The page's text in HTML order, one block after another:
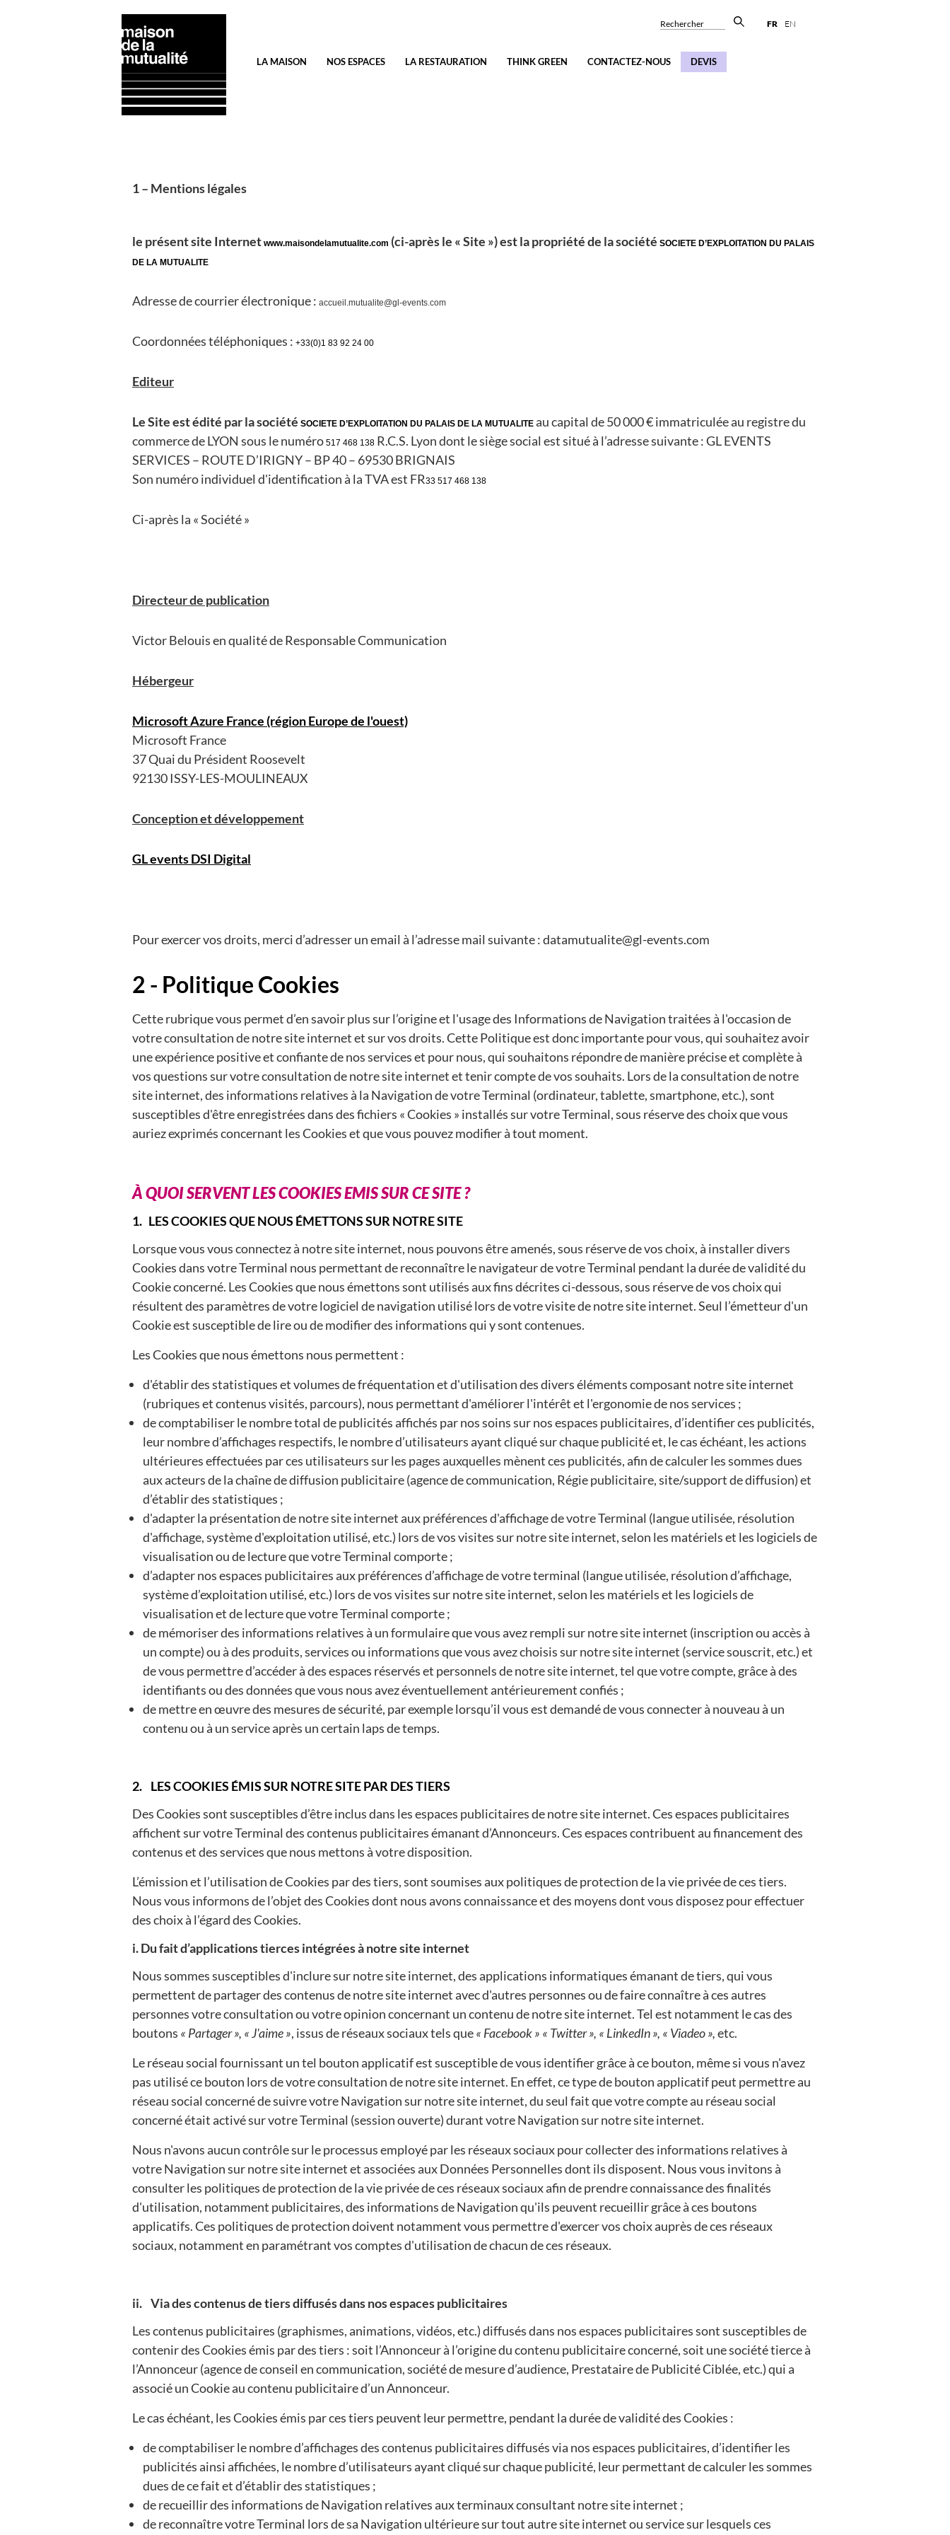
Rechercher FR EN
Navigation
LA MAISON NOS ESPACES LA RESTAURATION THINK GREEN CONTACTEZ-NOUS DEVIS
1 – Mentions légales
le présent site Internet www.maisondelamutualite.com (ci-après le « Site ») est la propriété de la société SOCIETE D’EXPLOITATION DU PALAIS
DE LA MUTUALITE
Adresse de courrier électronique : accueil.mutualite@gl-events.com
Coordonnées téléphoniques : +33(0)1 83 92 24 00
Editeur
Le Site est édité par la société SOCIETE D’EXPLOITATION DU PALAIS DE LA MUTUALITE au capital de 50 000 € immatriculée au registre du
commerce de LYON sous le numéro 517 468 138 R.C.S. Lyon dont le siège social est situé à l’adresse suivante : GL EVENTS
SERVICES – ROUTE D’IRIGNY – BP 40 – 69530 BRIGNAIS
Son numéro individuel d'identification à la TVA est FR33 517 468 138
Ci-après la « Société »
Directeur de publication
Victor Belouis en qualité de Responsable Communication
Hébergeur
Microsoft Azure France (région Europe de l'ouest)
Microsoft France
37 Quai du Président Roosevelt
92130 ISSY-LES-MOULINEAUX
Conception et développement
GL events DSI Digital
Pour exercer vos droits, merci d’adresser un email à l’adresse mail suivante :datamutualite@gl-events.com
2 - Politique Cookies
Cette rubrique vous permet d’en savoir plus sur l’origine et l'usage des Informations de Navigation traitées à l'occasion de
votre consultation de notre site internet et sur vos droits. Cette Politique est donc importante pour vous, qui souhaitez avoir
une expérience positive et confiante de nos services et pour nous, qui souhaitons répondre de manière précise et complète à
vos questions sur votre consultation de notre site internet et tenir compte de vos souhaits. Lors de la consultation de notre
site internet, des informations relatives à la Navigation de votre Terminal (ordinateur, tablette, smartphone, etc.), sont
susceptibles d'être enregistrées dans des fichiers « Cookies » installés sur votre Terminal, sous réserve des choix que vous
auriez exprimés concernant les Cookies et que vous pouvez modifier à tout moment.
À QUOI SERVENT LES COOKIES EMIS SUR CE SITE ?
1. LES COOKIES QUE NOUS ÉMETTONS SUR NOTRE SITE
Lorsque vous vous connectez à notre site internet, nous pouvons être amenés, sous réserve de vos choix, à installer divers
Cookies dans votre Terminal nous permettant de reconnaître le navigateur de votre Terminal pendant la durée de validité du
Cookie concerné. Les Cookies que nous émettons sont utilisés aux fins décrites ci-dessous, sous réserve de vos choix qui
résultent des paramètres de votre logiciel de navigation utilisé lors de votre visite de notre site internet. Seul l’émetteur d'un
Cookie est susceptible de lire ou de modifier des informations qui y sont contenues.
Les Cookies que nous émettons nous permettent :
d'établir des statistiques et volumes de fréquentation et d'utilisation des divers éléments composant notre site internet
(rubriques et contenus visités, parcours), nous permettant d'améliorer l'intérêt et l'ergonomie de nos services ;
de comptabiliser le nombre total de publicités affichés par nos soins sur nos espaces publicitaires, d’identifier ces publicités,
leur nombre d’affichages respectifs, le nombre d’utilisateurs ayant cliqué sur chaque publicité et, le cas échéant, les actions
ultérieures effectuées par ces utilisateurs sur les pages auxquelles mènent ces publicités, afin de calculer les sommes dues
aux acteurs de la chaîne de diffusion publicitaire (agence de communication, Régie publicitaire, site/support de diffusion) et
d’établir des statistiques ;
d'adapter la présentation de notre site internet aux préférences d'affichage de votre Terminal (langue utilisée, résolution
d'affichage, système d'exploitation utilisé, etc.) lors de vos visites sur notre site internet, selon les matériels et les logiciels de
visualisation ou de lecture que votre Terminal comporte ;
d’adapter nos espaces publicitaires aux préférences d’affichage de votre terminal (langue utilisée, résolution d’affichage,
système d’exploitation utilisé, etc.) lors de vos visites sur notre site internet, selon les matériels et les logiciels de
visualisation et de lecture que votre Terminal comporte ;
de mémoriser des informations relatives à un formulaire que vous avez rempli sur notre site internet (inscription ou accès à
un compte) ou à des produits, services ou informations que vous avez choisis sur notre site internet (service souscrit, etc.) et
de vous permettre d’accéder à des espaces réservés et personnels de notre site internet, tel que votre compte, grâce à des
identifiants ou des données que vous nous avez éventuellement antérieurement confiés ;
de mettre en œuvre des mesures de sécurité, par exemple lorsqu’il vous est demandé de vous connecter à nouveau à un
contenu ou à un service après un certain laps de temps.
2. LES COOKIES ÉMIS SUR NOTRE SITE PAR DES TIERS
Des Cookies sont susceptibles d’être inclus dans les espaces publicitaires de notre site internet. Ces espaces publicitaires
affichent sur votre Terminal des contenus publicitaires émanant d’Annonceurs. Ces espaces contribuent au financement des
contenus et des services que nous mettons à votre disposition.
L’émission et l’utilisation de Cookies par des tiers, sont soumises aux politiques de protection de la vie privée de ces tiers.
Nous vous informons de l’objet des Cookies dont nous avons connaissance et des moyens dont vous disposez pour effectuer
des choix à l’égard des Cookies.
i. Du fait d’applications tierces intégrées à notre site internet
Nous sommes susceptibles d'inclure sur notre site internet, des applications informatiques émanant de tiers, qui vous
permettent de partager des contenus de notre site internet avec d'autres personnes ou de faire connaître à ces autres
personnes votre consultation ou votre opinion concernant un contenu de notre site internet. Tel est notamment le cas des
boutons « Partager », « J'aime », issus de réseaux sociaux tels que« Facebook » « Twitter », « LinkedIn », « Viadeo »,etc.
Le réseau social fournissant un tel bouton applicatif est susceptible de vous identifier grâce à ce bouton, même si vous n'avez
pas utilisé ce bouton lors de votre consultation de notre site internet. En effet, ce type de bouton applicatif peut permettre au
réseau social concerné de suivre votre Navigation sur notre site internet, du seul fait que votre compte au réseau social
concerné était activé sur votre Terminal (session ouverte) durant votre Navigation sur notre site internet.
Nous n'avons aucun contrôle sur le processus employé par les réseaux sociaux pour collecter des informations relatives à
votre Navigation sur notre site internet et associées aux Données Personnelles dont ils disposent. Nous vous invitons à
consulter les politiques de protection de la vie privée de ces réseaux sociaux afin de prendre connaissance des finalités
d'utilisation, notamment publicitaires, des informations de Navigation qu'ils peuvent recueillir grâce à ces boutons
applicatifs. Ces politiques de protection doivent notamment vous permettre d'exercer vos choix auprès de ces réseaux
sociaux, notamment en paramétrant vos comptes d'utilisation de chacun de ces réseaux.
ii. Via des contenus de tiers diffusés dans nos espaces publicitaires
Les contenus publicitaires (graphismes, animations, vidéos, etc.) diffusés dans nos espaces publicitaires sont susceptibles de
contenir des Cookies émis par des tiers : soit l’Annonceur à l’origine du contenu publicitaire concerné, soit une société tierce à
l’Annonceur (agence de conseil en communication, société de mesure d’audience, Prestataire de Publicité Ciblée, etc.) qui a
associé un Cookie au contenu publicitaire d’un Annonceur.
Le cas échéant, les Cookies émis par ces tiers peuvent leur permettre, pendant la durée de validité des Cookies :
de comptabiliser le nombre d’affichages des contenus publicitaires diffusés via nos espaces publicitaires, d’identifier les
publicités ainsi affichées, le nombre d’utilisateurs ayant cliqué sur chaque publicité, leur permettant de calculer les sommes
dues de ce fait et d’établir des statistiques ;
de recueillir des informations de Navigation relatives aux terminaux consultant notre site internet ;
de reconnaître votre Terminal lors de sa Navigation ultérieure sur tout autre site internet ou service sur lesquels ces